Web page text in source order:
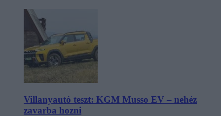
Villanyautó teszt: KGM Musso EV – nehéz
zavarba hozni